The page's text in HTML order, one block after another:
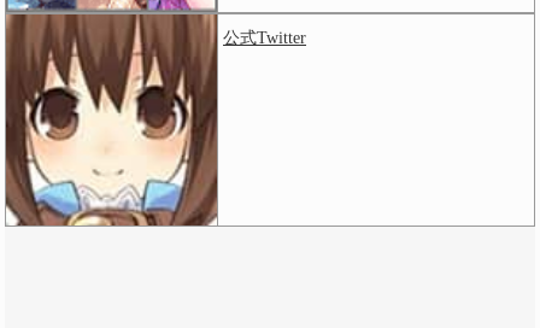
公式Twitter